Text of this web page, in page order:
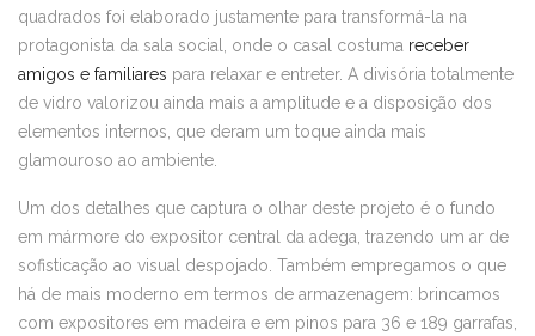
quadrados foi elaborado justamente para transformá-la na
protagonista da sala social, onde o casal costuma receber
amigos e familiares para relaxar e entreter. A divisória totalmente
de vidro valorizou ainda mais a amplitude e a disposição dos
elementos internos, que deram um toque ainda mais
glamouroso ao ambiente.
Um dos detalhes que captura o olhar deste projeto é o fundo
em mármore do expositor central da adega, trazendo um ar de
sofisticação ao visual despojado. Também empregamos o que
há de mais moderno em termos de armazenagem: brincamos
com expositores em madeira e em pinos para 36 e 189 garrafas,